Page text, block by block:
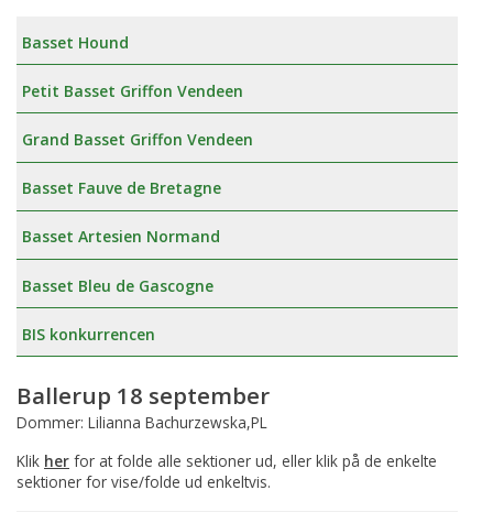
Basset Hound
Petit Basset Griffon Vendeen
Grand Basset Griffon Vendeen
Basset Fauve de Bretagne
Basset Artesien Normand
Basset Bleu de Gascogne
BIS konkurrencen
Ballerup 18 september
Dommer: Lilianna Bachurzewska,PL
Klik her for at folde alle sektioner ud, eller klik på de enkelte
sektioner for vise/folde ud enkeltvis.